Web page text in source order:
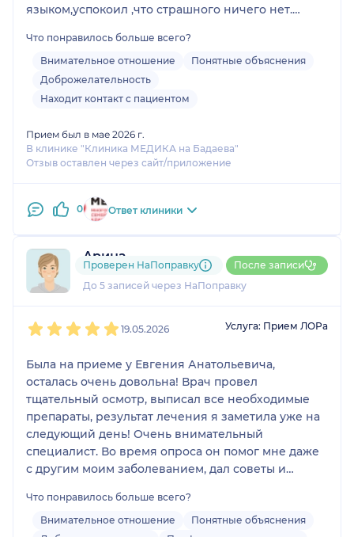
языком,успокоил ,что страшного ничего нет.
мама будет проходить и сдавать ,сказал ещё
вернётся к доктору.
Что понравилось больше всего?
Внимательное отношение
Понятные объяснения
Доброжелательность
Находит контакт с пациентом
Прием был в мае 2026 г.
В клинике "Клиника МЕДИКА на Бадаева"
Отзыв оставлен через сайт/приложение
0 Ответ клиники
Арина
2 отзыва
До 5 записей через НаПоправку
Проверен НаПоправку После записи
19.05.2026 Услуга: Прием ЛОРа
Была на приеме у Евгения Анатольевича,
осталась очень довольна! Врач провел
тщательный осмотр, выписал все необходимые
препараты, результат лечения я заметила уже на
следующий день! Очень внимательный
специалист. Во время опроса он помог мне даже
с другим моим заболеванием, дал советы и
советую данного специалиста!
Что понравилось больше всего?
Внимательное отношение
Понятные объяснения